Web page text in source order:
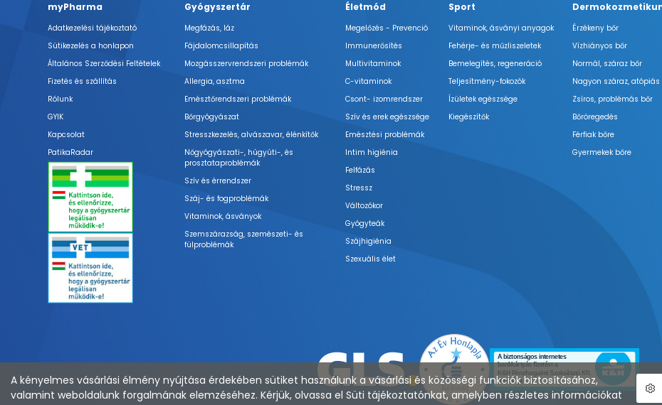
myPharma
Adatkezelési tájékoztató
Sütikezelés a honlapon
Általános Szerződési Feltételek
Fizetés és szállítás
Rólunk
GYIK
Kapcsolat
PatikaRadar
Gyógyszertár
Megfázás, láz
Fájdalomcsillapítás
Mozgásszervrendszeri problémák
Allergia, asztma
Emésztőrendszeri problémák
Bőrgyógyászat
Stresszkezelés, alvászavar, élénkítők
Nőgyógyászati-, húgyúti-, és
prosztataproblémák
Szív és érrendszer
Száj- és fogproblémák
Vitaminok, ásványok
Szemszárazság, szemészeti- és
fülproblémák
Életmód
Megelőzés - Prevenció
Immunerősítés
Multivitaminok
C-vitaminok
Csont- izomrendszer
Szív és erek egészsége
Emésztési problémák
Intim higiénia
Felfázás
Stressz
Változókor
Gyógyteák
Szájhigiénia
Szexuális élet
Sport
Vitaminok, ásványi anyagok
Fehérje- és műzliszeletek
Bemelegítés, regeneráció
Teljesítmény-fokozók
Ízületek egészsége
Kiegészítők
Érzékeny bőr
Vízhiányos bőr
Normál, száraz bőr
Nagyon száraz, atópiás
Zsíros, problémás bőr
Bőröregedés
Férfiak bőre
Gyermekek bőre
A kényelmes vásárlási élmény nyújtása érdekében sütiket használunk a vásárlási és közösségi funkciók biztosításához,
valamint weboldalunk forgalmának elemzéséhez. Kérjük, olvassa el Süti tájékoztatónkat, amelyben részletes információkat